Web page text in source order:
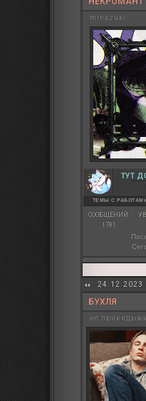
minazuki
ТУТ
ТЕМЫ С
СООБЩЕНИЙ:
1781
24.12.2023
БУХЛЯ
не